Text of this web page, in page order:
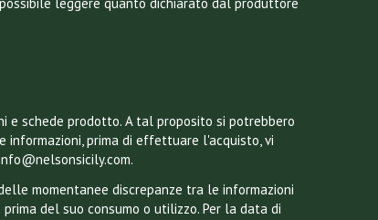
schede prodotto. A tal proposito si potrebbero
prima di effettuare l'acquisto, vi
momentanee discrepanze tra le informazioni
del suo consumo o utilizzo. Per la data di